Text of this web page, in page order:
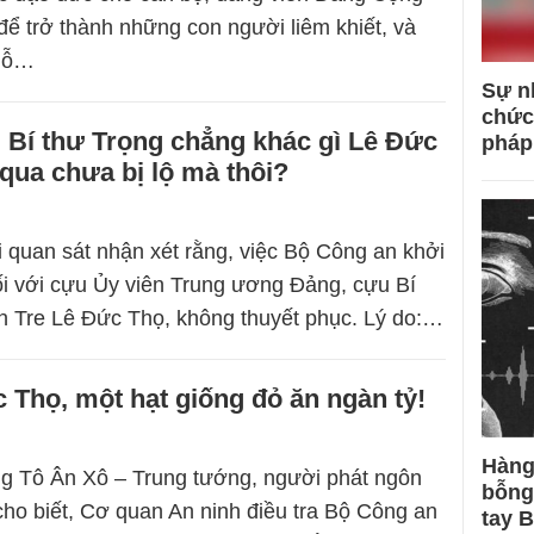
trở thành những con người liêm khiết, và
Bí thư Trọng chẳng khác gì Lê Đức
chưa bị lộ mà thôi?
sát nhận xét rằng, việc Bộ Công an khởi
với cựu Ủy viên Trung ương Đảng, cựu Bí
Tre Lê Đức Thọ, không thuyết phục. Lý do:…
Thọ, một hạt giống đỏ ăn ngàn tỷ!
Tô Ân Xô – Trung tướng, người phát ngôn
biết, Cơ quan An ninh điều tra Bộ Công an
Sự
tay